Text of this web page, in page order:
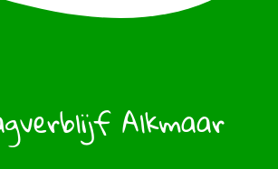
Alkmaar